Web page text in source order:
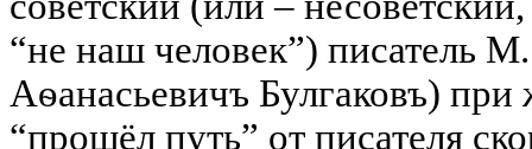
“не наш человек”) писатель
Аѳанасьевичъ Булгаковъ)
“прошёл путь” от писателя